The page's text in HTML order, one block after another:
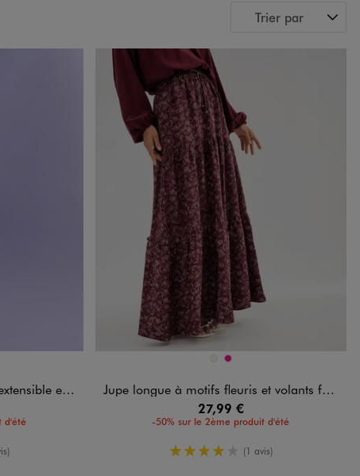
Trier par
texturé femme
d'été
Disponible en 2 coloris
BEIGEROSE FONCE
Jupe longue à motifs fleuris et volants femme
27,99 €
-50% sur le 2ème produit d'été
4/5 de moyenne
(1 avis)